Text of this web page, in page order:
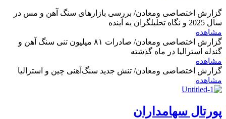
گزارش اختصاصی ومعادن/ بررسی بازارهای سنگ آهن و مس در
سال 2025 و نگاه تحلیلگران به آینده
مشاهده
گزارش اختصاصی ومعادن/ صادرات ۸۱ میلیون تنی سنگ آهن و
گندله استرالیا در ماه گذشته
مشاهده
گزارش اختصاصی ومعادن/ تنش جدید سنگ‌آهنی چین و استرالیا
مشاهده
پورتال سهامداران